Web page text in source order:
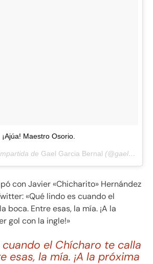
¡Ajúa! Maestro Osorio.
de Gael Garcia Bernal (@gaelgarciab) el
con Javier «Chicharito» Hernández
«Qué lindo es cuando el
boca. Entre esas, la mía. ¡A la
gol con la ingle!»
el Chícharo te calla
esas, la mía. ¡A la próxima